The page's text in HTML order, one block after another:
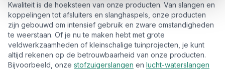
Kwaliteit is de hoeksteen van onze producten. Van slangen en
koppelingen tot afsluiters en slanghaspels, onze producten
zijn gebouwd om intensief gebruik en zware omstandigheden
te weerstaan. Of je nu te maken hebt met grote
veldwerkzaamheden of kleinschalige tuinprojecten, je kunt
altijd rekenen op de betrouwbaarheid van onze producten.
Bijvoorbeeld, onze stofzuigerslangen en lucht-waterslangen